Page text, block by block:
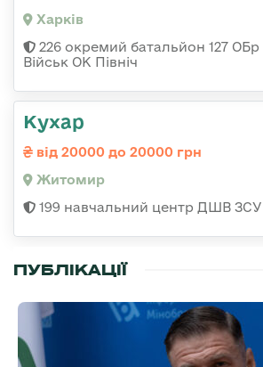
Харків
226 окремий батальйон 127
Військ ОК Північ
Кухар
від 20000 до 20000 грн
Житомир
199 навчальний центр ДШВ ЗСУ
ПУБЛІКАЦІЇ